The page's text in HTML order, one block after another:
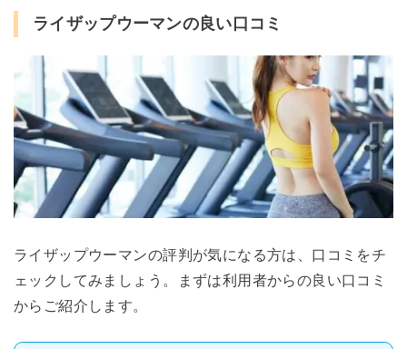
ライザップウーマンの良い口コミ
ライザップウーマンの評判が気になる方は、口コミをチ
ェックしてみましょう。まずは利用者からの良い口コミ
からご紹介します。